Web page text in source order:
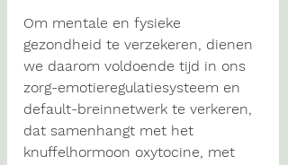
Om mentale en fysieke
gezondheid te verzekeren, dienen
we daarom voldoende tijd in ons
zorg-emotieregulatiesysteem en
default-breinnetwerk te verkeren,
dat samenhangt met het
knuffelhormoon oxytocine, met